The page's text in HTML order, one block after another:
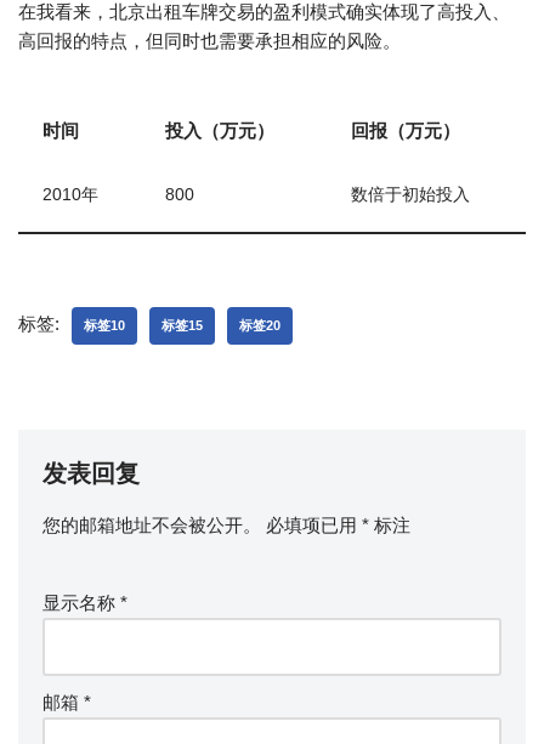
在我看来，北京出租车牌交易的盈利模式确实体现了高投入、
高回报的特点，但同时也需要承担相应的风险。
时间 投入（万元） 回报（万元）
2010年 800 数倍于初始投入
标签: 标签10 标签15 标签20
发表回复
您的邮箱地址不会被公开。 必填项已用 * 标注
显示名称 *
邮箱 *